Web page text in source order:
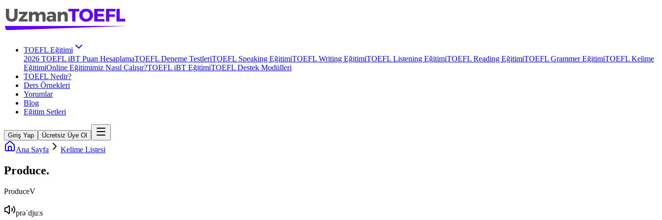
TOEFL Eğitimi
2026 TOEFL iBT Puan HesaplamaTOEFL Deneme TestleriTOEFL Speaking EğitimiTOEFL Writing EğitimiTOEFL Listening EğitimiTOEFL Reading EğitimiTOEFL Grammer EğitimiTOEFL Kelime
EğitimiOnline Eğitimimiz Nasıl Çalışır?TOEFL iBT EğitimiTOEFL Destek Modülleri
TOEFL Nedir?
Ders Örnekleri
Yorumlar
Blog
Eğitim Setleri
Giriş Yap Ücretsiz Üye Ol
Ana Sayfa Kelime Listesi
Produce.
ProduceV
prəˈdjuːs